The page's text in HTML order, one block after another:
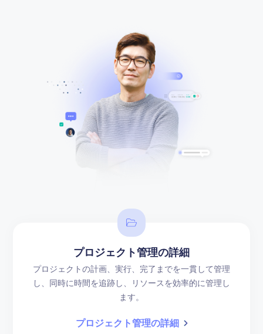
プロジェクト管理の詳細
プロジェクトの計画、実行、完了までを一貫して管理
し、同時に時間を追跡し、リソースを効率的に管理し
ます。
プロジェクト管理の詳細